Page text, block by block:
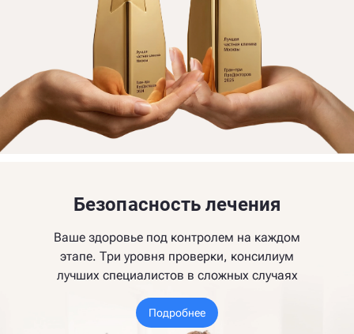
Безопасность лечения
Ваше здоровье под контролем на каждом
этапе. Три уровня проверки, консилиум
лучших специалистов в сложных случаях
Подробнее